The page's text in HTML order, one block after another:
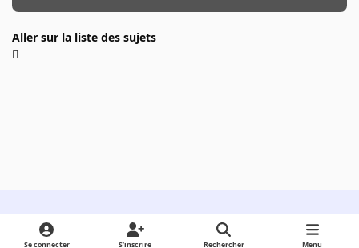
Aller sur la liste des sujets
Light ModeDark ModeSystem Preference
Se connecter S’inscrire Rechercher Menu